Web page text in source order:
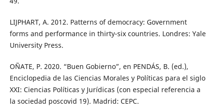
LIJPHART, A. 2012. Patterns of democracy: Government
forms and performance in thirty-six countries. Londres: Yale
University Press.
OÑATE, P. 2020. “Buen Gobierno”, en PENDÁS, B. (ed.),
Enciclopedia de las Ciencias Morales y Políticas para el siglo
XXI: Ciencias Políticas y Jurídicas (con especial referencia a
la sociedad poscovid 19). Madrid: CEPC.